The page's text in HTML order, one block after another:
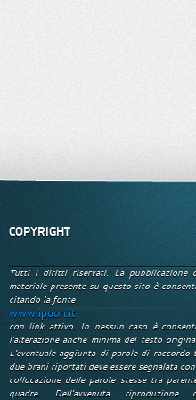
COPYRIGHT
Tutti i diritti riservati. La pubblicazione
materiale presente su questo sito è
citando la fonte
www.ipooh.it
con link attivo. In nessun caso è
l'alterazione anche minima del testo
L'eventuale aggiunta di parole di raccordo
due brani riportati deve essere segnalata
collocazione delle parole stesse tra
quadre. Dell'avvenuta riproduzione